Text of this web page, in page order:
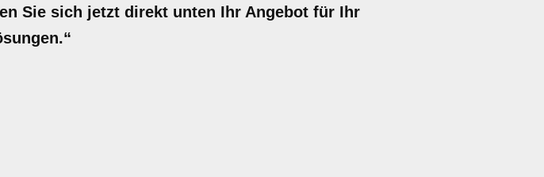
Sie sich jetzt direkt unten Ihr Angebot für Ihr